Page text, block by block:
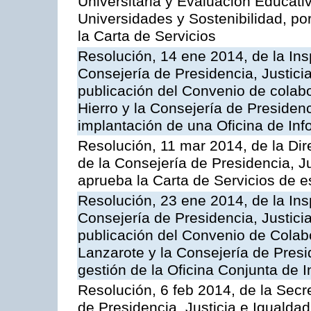
Universidades y Sostenibilidad,
la Carta de Servicios
Resolución, 14 ene 2014, de la
Consejería de Presidencia,
publicación del Convenio de
Hierro y la Consejería de
implantación de una Oficina de
Resolución, 11 mar 2014, de la
de la Consejería de Presidencia,
aprueba la Carta de Servicios de
Resolución, 23 ene 2014, de la
Consejería de Presidencia,
publicación del Convenio de
Lanzarote y la Consejería de
gestión de la Oficina Conjunta de
Resolución, 6 feb 2014, de la